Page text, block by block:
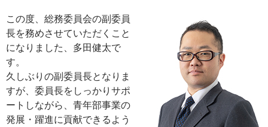
この度、総務委員会の副委員
長を務めさせていただくこと
になりました、多田健太で
す。
久しぶりの副委員長となりま
すが、委員長をしっかりサポ
ートしながら、青年部事業の
発展・躍進に貢献できるよう